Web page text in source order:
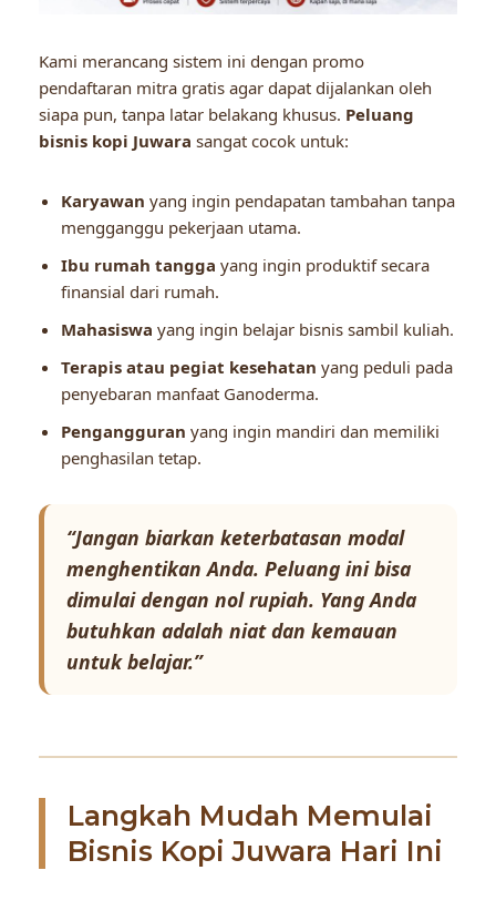
Kami merancang sistem ini dengan promo
pendaftaran mitra gratis agar dapat dijalankan oleh
siapa pun, tanpa latar belakang khusus. Peluang
bisnis kopi Juwara sangat cocok untuk:
Karyawan yang ingin pendapatan tambahan tanpa
mengganggu pekerjaan utama.
Ibu rumah tangga yang ingin produktif secara
finansial dari rumah.
Mahasiswa yang ingin belajar bisnis sambil kuliah.
Terapis atau pegiat kesehatan yang peduli pada
penyebaran manfaat Ganoderma.
Pengangguran yang ingin mandiri dan memiliki
penghasilan tetap.
“Jangan biarkan keterbatasan modal
menghentikan Anda. Peluang ini bisa
dimulai dengan nol rupiah. Yang Anda
butuhkan adalah niat dan kemauan
untuk belajar.”
Langkah Mudah Memulai
Bisnis Kopi Juwara Hari Ini